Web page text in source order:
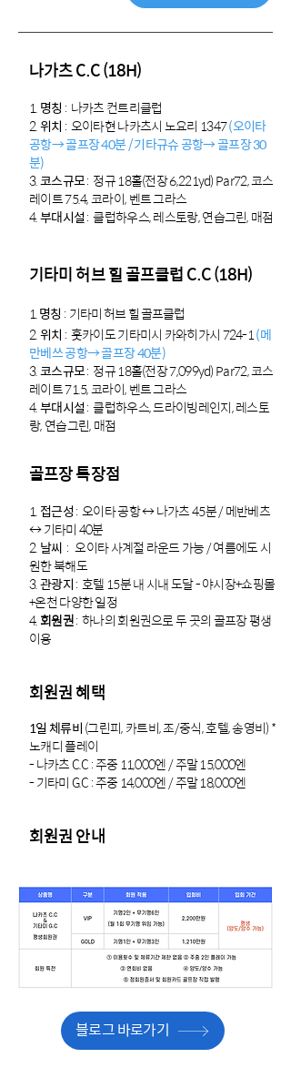
나가츠 C.C (18H)
1. 명칭 : 나카츠 컨트리클럽
2.위치 : 오이타현 나카츠시 노요리 1347(오이타
공항→ 골프장 40분 / 기타규슈 공항→ 골프장 30
분)
3.코스규모: 정규 18홀(전장 6,221yd) Par72, 코스
레이트 75.4, 코라이, 벤트 그라스
4.부대시설: 클럽하우스, 레스토랑, 연습그린, 매점
기타미 허브 힐 골프클럽 C.C (18H)
1.명칭 : 기타미 허브 힐 골프클럽
2.위치 : 훗카이도 기타미시 카와히가시 724-1(메
만베쓰 공항→ 골프장 40분)
3.코스규모: 정규 18홀(전장 7,099yd) Par72, 코스
레이트 71.5, 코라이, 벤트 그라스
4.부대시설: 클럽하우스, 드라이빙레인지, 레스토
랑, 연습그린, 매점
골프장 특장점
1. 접근성: 오이타 공항 ↔ 나가츠 45분 / 메반베츠
↔ 기타미 40분
2. 날씨 : 오이타 사계절 라운드 가능 / 여름에도 시
원한 북해도
3.관광지 : 호텔 15분 내 시내 도달 - 야시장+쇼핑몰
+온천 다양한 일정
4. 회원권: 하나의 회원권으로 두 곳의 골프장 평생
이용
회원권 혜택
1일 체류비 (그린피, 카트비, 조/중식, 호텔, 송영비) *
노캐디 플레이
- 나카츠 C.C : 주중 11,000엔 / 주말 15,000엔
- 기타미 G.C : 주중 14,000엔 / 주말 18,000엔
회원권 안내
블로그 바로가기